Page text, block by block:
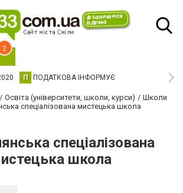
2
П ПОДАТКОВА ІНФОРМУЄ
Освіта (університети, школи, курси)
Школи
спеціалізована мистецька школа
спеціалізована
школа